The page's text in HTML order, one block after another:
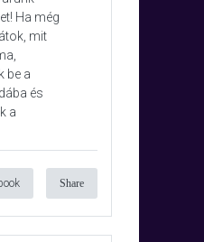
Ha még
mit
be a
és
a
Share